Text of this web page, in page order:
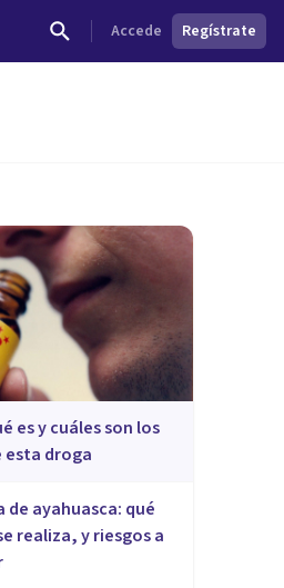
Accede Regístrate
es y cuáles son los
esta droga
de ayahuasca: qué
realiza, y riesgos a